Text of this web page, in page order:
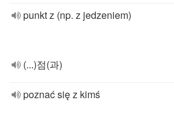
punkt z (np. z jedzeniem)
(...)점(과)
poznać się z kimś